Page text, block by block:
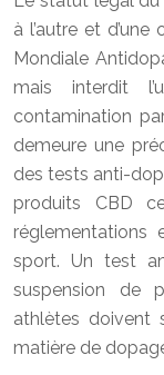
à l’autre et d’une
Mondiale
mais interdit
contamination
demeure une
des tests anti-
produits CBD
sport. Un test
suspension de
athlètes doivent
matière de